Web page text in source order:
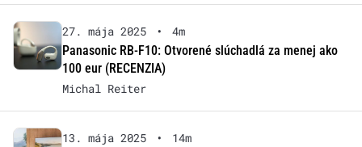
27. mája 2025 •
4m
Panasonic RB-F10: Otvorené slúchadlá za menej ako
100 eur (RECENZIA)
Michal Reiter
13. mája 2025 •
14m